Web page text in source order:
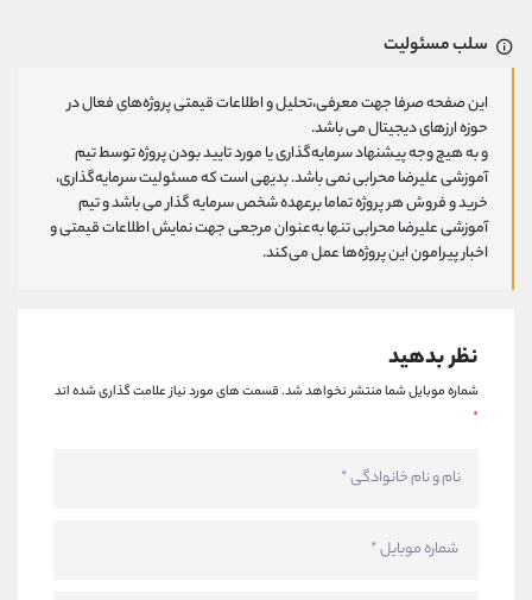
سلب مسئولیت
این صفحه صرفا جهت معرفی،تحلیل و اطلاعات قیمتی پروژه‌های فعال در
حوزه ارزهای دیجیتال می باشد.
و به هیچ وجه پیشنهاد سرمایه‌گذاری یا مورد تایید بودن پروژه توسط تیم
آموزشی علیرضا محرابی نمی باشد. بدیهی است که مسئولیت سرمایه‌گذاری،
خرید و فروش هر پروژه تماما برعهده شخص سرمایه گذار می باشد و تیم
آموزشی علیرضا محرابی تنها به‌عنوان مرجعی جهت نمایش اطلاعات قیمتی و
اخبار پیرامون این پروژه‌‌ها عمل می‌کند.
نظر بدهید
شماره موبایل شما منتشر نخواهد شد.قسمت های مورد نیاز علامت گذاری شده اند
*